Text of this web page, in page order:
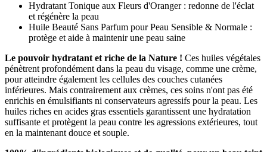
Hydratant Tonique aux Fleurs d'Oranger : redonne de l'éclat
et régénère la peau
Huile Beauté Sans Parfum pour Peau Sensible & Normale :
protège et aide à maintenir une peau saine
Le pouvoir hydratant et riche de la Nature ! Ces huiles végétales
pénètrent profondément dans la peau du visage, comme une crème,
pour atteindre également les cellules des couches cutanées
inférieures. Mais contrairement aux crèmes, ces soins n'ont pas été
enrichis en émulsifiants ni conservateurs agressifs pour la peau. Les
huiles riches en acides gras essentiels garantissent une hydratation
suffisante et protègent la peau contre les agressions extérieures, tout
en la maintenant douce et souple.